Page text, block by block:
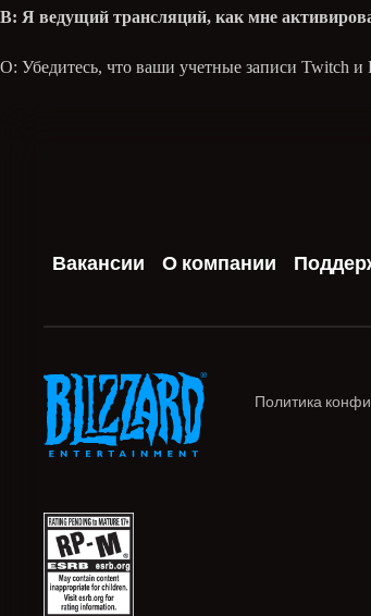
В: Я ведущий трансляций, как мне
О: Убедитесь, что ваши учетные записи Twitch и